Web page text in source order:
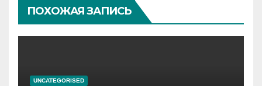
ПОХОЖАЯ ЗАПИСЬ
UNCATEGORISED